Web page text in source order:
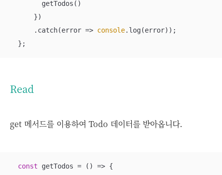
        getTodos()
      })
      .catch(
error => console.log(error));
  };
Read
get 메서드를 이용하여 Todo 데이터를 받아옵니다.
const getTodos = () => {